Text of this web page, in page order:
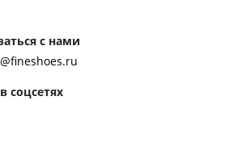
с нами
соцсетях